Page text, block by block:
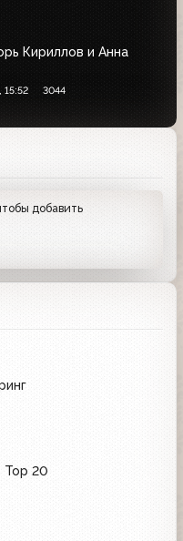
Кириллов и Анна
15:52 3044
добавить
Top 20